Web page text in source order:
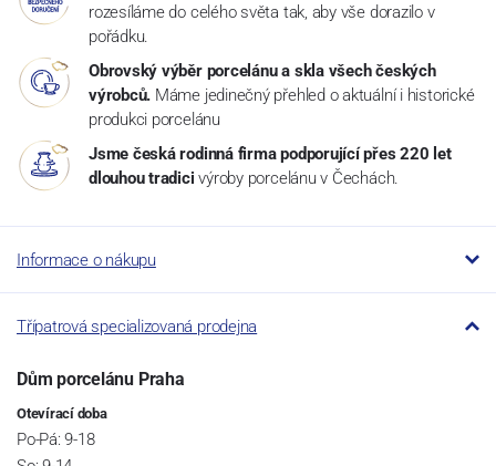
rozesíláme do celého světa tak, aby vše dorazilo v
pořádku.
Obrovský výběr porcelánu a skla všech českých
výrobců. Máme jedinečný přehled o aktuální i historické
produkci porcelánu
Jsme česká rodinná firma podporující přes 220 let
dlouhou tradici výroby porcelánu v Čechách.
Informace o nákupu
Třípatrová specializovaná prodejna
Dům porcelánu Praha
Otevírací doba
Po-Pá: 9-18